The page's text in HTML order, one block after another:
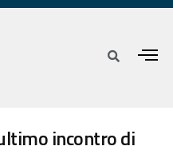
incontro di